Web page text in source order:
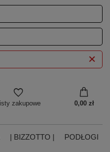
zakupowe 0,00 zł
| BIZZOTTO |
PODŁOGI